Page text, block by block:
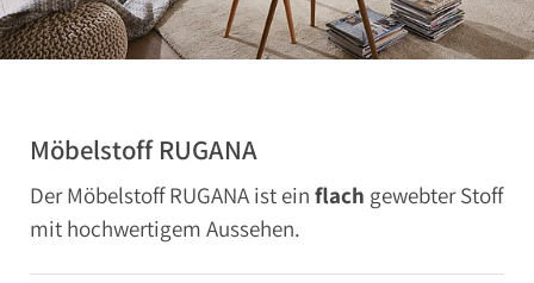
Möbelstoff RUGANA
Der Möbelstoff RUGANA ist ein flach gewebter Stoff
mit hochwertigem Aussehen.
Autohimmelstoffe